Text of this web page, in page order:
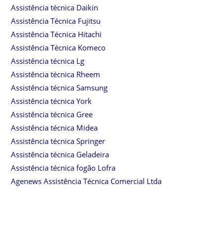
Assistência técnica Daikin
Assistência Técnica Fujitsu
Assistência Técnica Hitachi
Assistência Técnica Komeco
Assistência técnica Lg
Assistência técnica Rheem
Assistência técnica Samsung
Assistência técnica York
Assistência técnica Gree
Assistência técnica Midea
Assistência técnica Springer
Assistência técnica Geladeira
Assistência técnica fogão Lofra
Agenews Assistência Técnica Comercial Ltda